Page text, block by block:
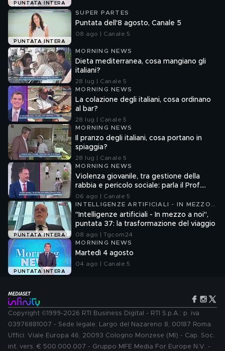
PUNTATA INTERA
PUNTATA INTERA
SUPER PARTES
Puntata dell'8 agosto, Canale 5
08 ago | Canale 5
MORNING NEWS
Dieta mediterranea, cosa mangiano gli
italiani?
28 lug | Canale 5
MORNING NEWS
La colazione degli italiani, cosa ordinano
al bar?
28 lug | Canale 5
MORNING NEWS
Il pranzo degli italiani, cosa portano in
spiaggia?
28 lug | Canale 5
MORNING NEWS
Violenza giovanile, tra gestione della
rabbia e pericolo sociale: parla il Prof.
Pierpaolo Limone
06 ago | Canale 5
PUNTATA INTERA
INTELLIGENZE ARTIFICIALI - IN MEZZO
A NOI
"Intelligenze artificiali - In mezzo a noi",
puntata 37: la trasformazione del viaggio
08 ago | Tgcom24
PUNTATA INTERA
MORNING NEWS
Martedì 4 agosto
04 ago | Canale 5
Copyright ©1999-2026 RTI Business Digital - RTI S.p.A.: p. iva
03976881007 - Sede legale: Largo del Nazareno 8, 00187 Roma.
Uffici: Viale Europa 46, 20093 Cologno Monzese (MI) - Cap. Soc.
int. vers. € 500.000.007 - Gruppo MFE Media For Europe N.V. -